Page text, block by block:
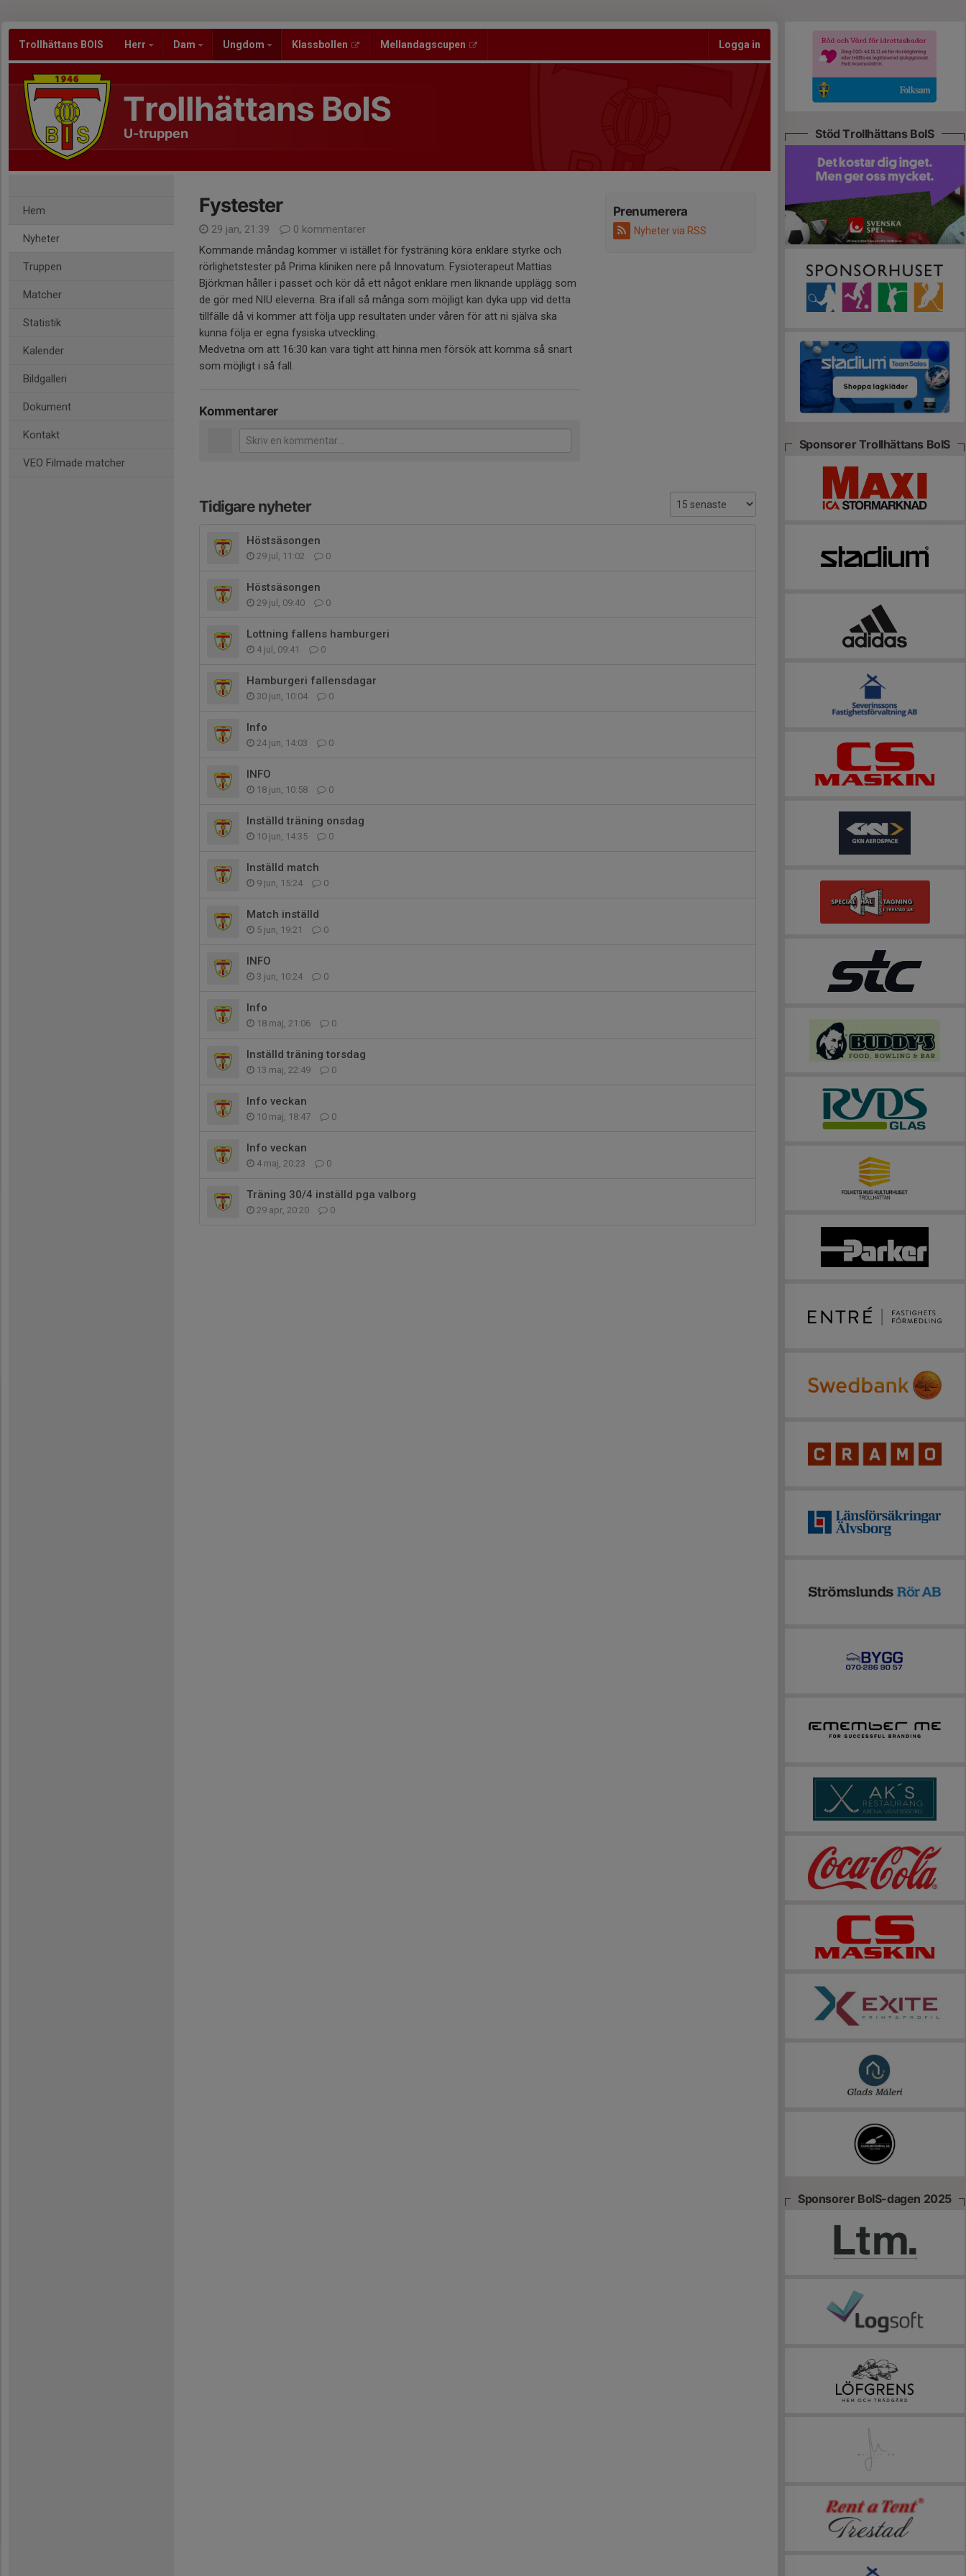
Trollhättans BOIS Herr Dam Ungdom Klassbollen Mellandagscupen Logga in
Trollhättans BoIS
U-truppen
Hem
Nyheter
Truppen
Matcher
Statistik
Kalender
Bildgalleri
Dokument
Kontakt
VEO Filmade matcher
Prenumerera
Nyheter via RSS
Fystester
29 jan, 21:39
0 kommentarer
Kommande måndag kommer vi istället för fysträning köra enklare styrke och
rörlighetstester på Prima kliniken nere på Innovatum. Fysioterapeut Mattias
Björkman håller i passet och kör då ett något enklare men liknande upplägg som
de gör med NIU eleverna. Bra ifall så många som möjligt kan dyka upp vid detta
tillfälle då vi kommer att följa upp resultaten under våren för att ni själva ska
kunna följa er egna fysiska utveckling.
Medvetna om att 16:30 kan vara tight att hinna men försök att komma så snart
som möjligt i så fall.
Kommentarer
Tidigare nyheter
Höstsäsongen
29 jul, 11:02 0
Höstsäsongen
29 jul, 09:40 0
Lottning fallens hamburgeri
4 jul, 09:41 0
Hamburgeri fallensdagar
30 jun, 10:04 0
Info
24 jun, 14:03 0
INFO
18 jun, 10:58 0
Inställd träning onsdag
10 jun, 14:35 0
Inställd match
9 jun, 15:24 0
Match inställd
5 jun, 19:21 0
INFO
3 jun, 10:24 0
Info
18 maj, 21:06 0
Inställd träning torsdag
13 maj, 22:49 0
Info veckan
10 maj, 18:47 0
Info veckan
4 maj, 20:23 0
Träning 30/4 inställd pga valborg
29 apr, 20:20 0
Stöd Trollhättans BoIS
Sponsorer Trollhättans BoIS
Sponsorer BoIS-dagen 2025